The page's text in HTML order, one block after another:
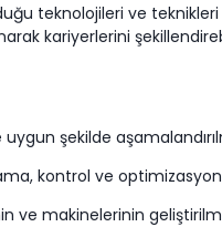
teknolojileri ve
kariyerlerini
şekilde
kontrol ve
ve makinelerinin